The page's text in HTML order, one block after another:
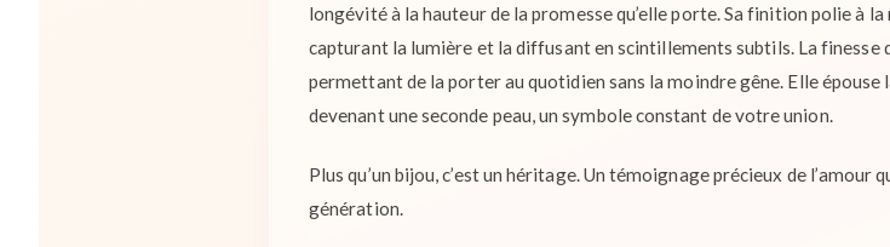
longévité à la hauteur de la promesse qu’elle porte. Sa finition polie à
capturant la lumière et la diffusant en scintillements subtils. La
permettant de la porter au quotidien sans la moindre gêne. Elle
devenant une seconde peau, un symbole constant de votre union.
Plus qu’un bijou, c’est un héritage. Un témoignage précieux de
génération.